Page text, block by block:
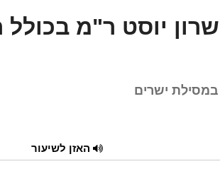
יוסט ר"מ בכולל
במסילת ישרים
האזן לשיעור